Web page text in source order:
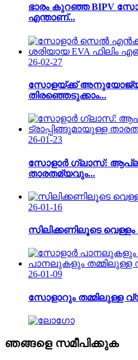
ഭാരം കുറഞ്ഞ BIPV
എന്താണ്...
26-02-27
സോളയ്ക്ക്
തിരഞ്ഞെടുക്കാം...
26-01-23
സോളാർ ഗ്ലാസ്:
താരതമ്യവും...
26-01-16
സിലിക്കണിലൂടെ
26-01-09
സോളാറും തമ്മിലുള്ള
ഞങ്ങളെ സമീപിക്കുക